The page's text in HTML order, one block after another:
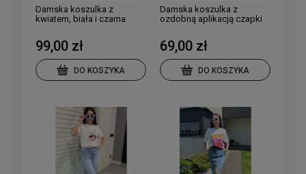
Damska koszulka z
kwiatem, biała i czarna
99,00 zł
DO KOSZYKA
Damska koszulka z
ozdobną aplikacją czapki
69,00 zł
DO KOSZYKA